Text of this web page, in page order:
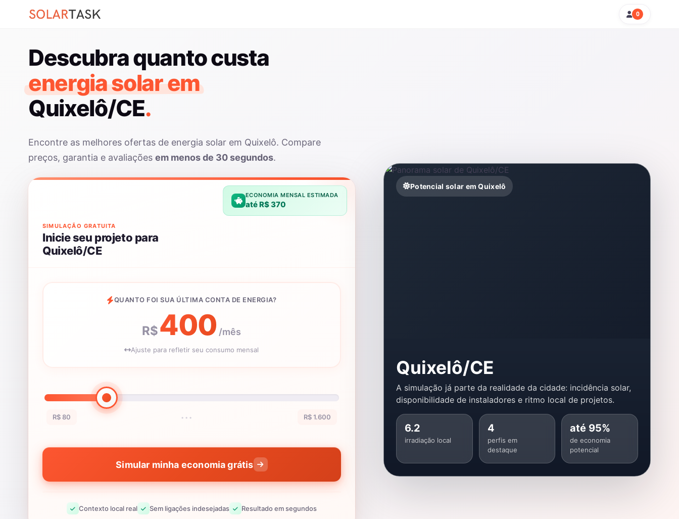
0
Descubra quanto custa
energia solar em
Quixelô/CE.
Encontre as melhores ofertas de energia solar em Quixelô. Compare
preços, garantia e avaliações em menos de 30 segundos.
ECONOMIA MENSAL ESTIMADA
até R$ 370
SIMULAÇÃO GRATUITA
Inicie seu projeto para
Quixelô/CE
QUANTO FOI SUA ÚLTIMA CONTA DE ENERGIA?
R$400 /mês
Ajuste para refletir seu consumo mensal
R$ 80 ••• R$ 1.600
Simular minha economia grátis
Contexto local real Sem ligações indesejadas Resultado em segundos
Potencial solar em Quixelô
Quixelô/CE
A simulação já parte da realidade da cidade: incidência solar,
disponibilidade de instaladores e ritmo local de projetos.
6.2
irradiação local
4
perfis em
destaque
até 95%
de economia
potencial